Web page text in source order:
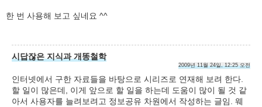
한 번 사용해 보고 싶네요 ^^
시답잖은 지식과 개똥철학
2009년 11월 24일, 12:25 오전
인터넷에서 구한 자료들을 바탕으로 시리즈로 연재해 보려 한다.
할 일이 많은데, 이게 앞으로 할 일을 하는데 도움이 많이 될 것 같
아서 사용자를 늘려보려고 정보공유 차원에서 작성하는 글임. 웨